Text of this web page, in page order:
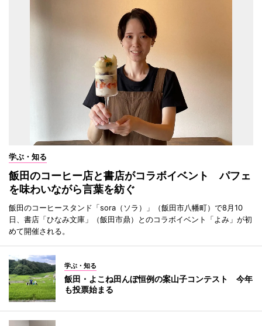
学ぶ・知る
飯田のコーヒー店と書店がコラボイベント パフェ
を味わいながら言葉を紡ぐ
飯田のコーヒースタンド「sora（ソラ）」（飯田市八幡町）で8月10
日、書店「ひなみ文庫」（飯田市鼎）とのコラボイベント「よみ」が初
めて開催される。
学ぶ・知る
飯田・よこね田んぼ恒例の案山子コンテスト 今年
も投票始まる